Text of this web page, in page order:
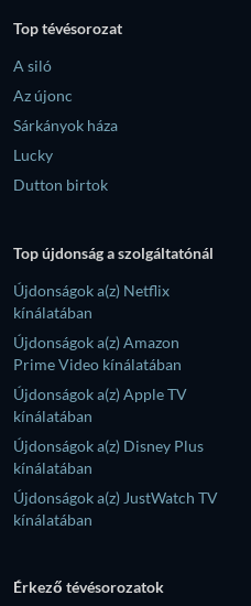
Top tévésorozat
A siló
Az újonc
Sárkányok háza
Lucky
Dutton birtok
Top újdonság a szolgáltatónál
Újdonságok a(z) Netflix
kínálatában
Újdonságok a(z) Amazon
Prime Video kínálatában
Újdonságok a(z) Apple TV
kínálatában
Újdonságok a(z) Disney Plus
kínálatában
Újdonságok a(z) JustWatch TV
kínálatában
Érkező tévésorozatok